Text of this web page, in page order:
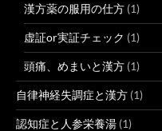
漢方薬の服用の仕方 (1)
虚証or実証チェック (1)
頭痛、めまいと漢方 (1)
自律神経失調症と漢方 (1)
認知症と人参栄養湯 (1)